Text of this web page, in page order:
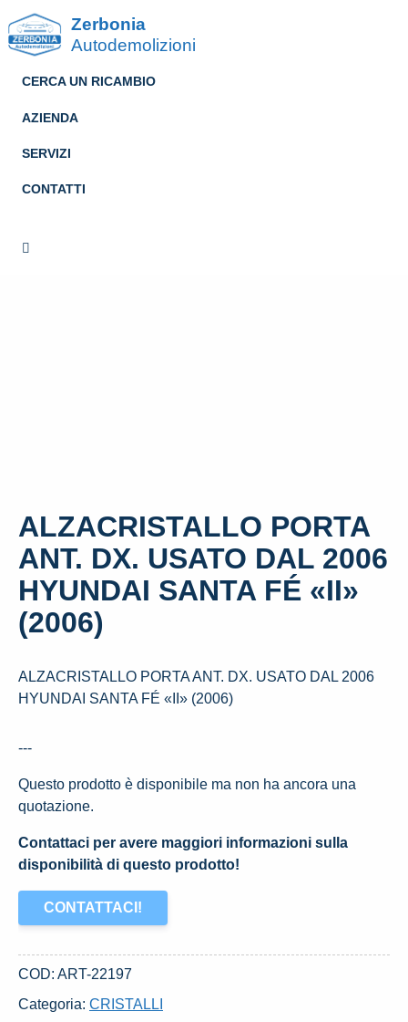
Zerbonia
Autodemolizioni
CERCA UN RICAMBIO
AZIENDA
SERVIZI
CONTATTI
ALZACRISTALLO PORTA
ANT. DX. USATO DAL 2006
HYUNDAI SANTA FÉ «II»
(2006)
ALZACRISTALLO PORTA ANT. DX. USATO DAL 2006
HYUNDAI SANTA FÉ «II» (2006)
---
Questo prodotto è disponibile ma non ha ancora una
quotazione.
Contattaci per avere maggiori informazioni sulla
disponibilità di questo prodotto!
CONTATTACI!
COD: ART-22197
Categoria: CRISTALLI